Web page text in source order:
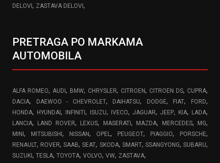
DELOVI, ZASTAVA DELOVI,
PRETRAGA PO MARKAMA
AUTOMOBILA
ALFA ROMEO, AUDI, BMW, CHRYSLER, CITROEN, CITROEN DS, CUPRA,
DACIA, DAEWOO - CHEVROLET, DAIHATSU, DODGE, FIAT, FORD,
HONDA, HYUNDAI, INFINITI, ISUZU, IVECO, JAGUAR, JEEP, KIA, LADA,
LANCIA, LAND ROVER, LEXUS, MASERATI, MAZDA, MERCEDES, MG,
MINI, MITSUBISHI, NISSAN, OPEL, PEUGEOT, PIAGGIO, PORSCHE,
RENAULT, ROVER,SAAB,SEAT, SKODA, SMART, SSANGYONG,SUBARU,
SUZUKI, TESLA, TOYOTA, VOLVO, VW, ZASTAVA,